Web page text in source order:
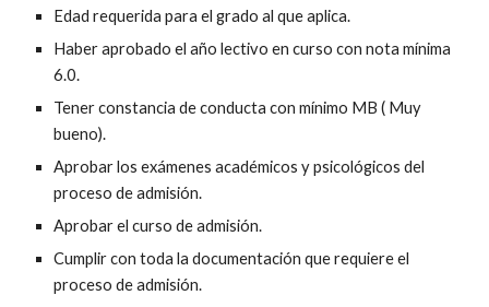
Edad requerida para el grado al que aplica.
Haber aprobado el año lectivo en curso con nota mínima
6.0.
Tener constancia de conducta con mínimo MB ( Muy
bueno).
Aprobar los exámenes académicos y psicológicos del
proceso de admisión.
Aprobar el curso de admisión.
Cumplir con toda la documentación que requiere el
proceso de admisión.